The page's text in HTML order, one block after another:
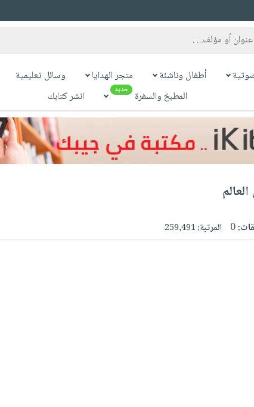
أطفال وناشئة متجر الهدايا وسائل تعليمية
المطبخ والسفرة جديد انشر كتابك
0 المرتبة:259,491